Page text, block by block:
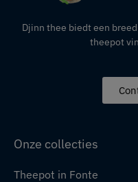
Djinn thee biedt een
theepot
Onze collecties
Theepot in Fonte